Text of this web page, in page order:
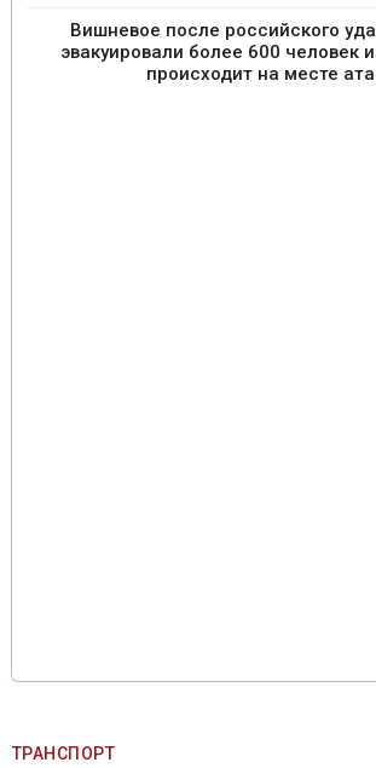
Вишневое после российского
эвакуировали более 600 человек
происходит на месте
ТРАНСПОРТ